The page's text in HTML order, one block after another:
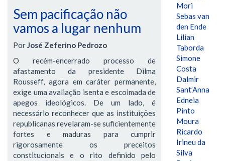
Sem pacificação não
vamos a lugar nenhum
PorJosé Zeferino Pedrozo
O recém-encerrado processo de
afastamento da presidente Dilma
Rousseff, agora em caráter permanente,
exige uma avaliação isenta e escoimada de
apegos ideológicos. De um lado, é
necessário reconhecer que as instituições
republicanas revelaram-se suficientemente
fortes e maduras para cumprir
rigorosamente os preceitos
constitucionais e o rito definido pelo
Mori
Sebas van
den Ende
Lilian
Taborda
Simone
Costa
Dalmir
Sant’Anna
Edneia
Pinto
Moura
Ricardo
Irineu da
Silva